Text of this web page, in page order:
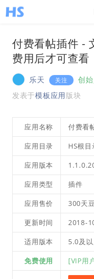
付费看帖插件 -
费用后才可查看
乐天 关注 创
发表于模板应用版块
应用名称 付费看
应用目录 HS根
应用版本
应用类型 插件
应用售价 300天
更新时间 2018-
适用版本 5.0及
免费使用 [VIP用